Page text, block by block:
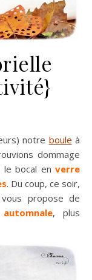
notre boule à
dommage
bocal en verre
. Du coup, ce soir,
propose de
automnale, plus